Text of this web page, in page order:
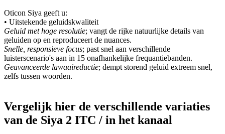
Oticon Siya geeft u:
• Uitstekende geluidskwaliteit
Geluid met hoge resolutie; vangt de rijke natuurlijke details van
geluiden op en reproduceert de nuances.
Snelle, responsieve focus; past snel aan verschillende
luisterscenario's aan in 15 onafhankelijke frequantiebanden.
Geavanceerde lawaaireductie; dempt storend geluid extreem snel,
zelfs tussen woorden.
Vergelijk hier de verschillende variaties
van de Siya 2 ITC / in het kanaal